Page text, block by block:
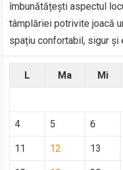
îmbunătățești aspectul
tâmplăriei potrivite joacă
spațiu confortabil, sigur și
L Ma Mi
4 5 6
11 12 13